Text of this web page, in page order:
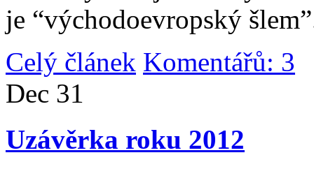
je “východoevropský
Celý článek Komentářů: 3
Dec 31
Uzávěrka roku 2012